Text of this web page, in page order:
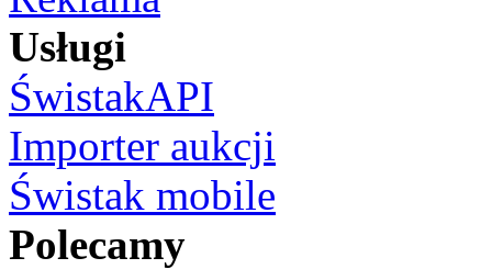
Usługi
ŚwistakAPI
Importer aukcji
Świstak mobile
Polecamy